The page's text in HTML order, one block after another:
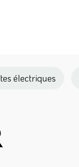
électriques